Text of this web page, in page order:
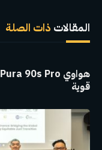
المقالات ذات الصلة
قوية